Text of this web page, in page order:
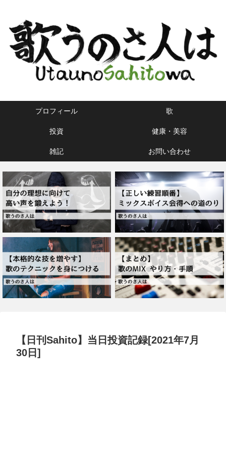
プロフィール 歌
投資 健康・美容
雑記 お問い合わせ
【日刊Sahito】当日投資記録[2021年7月
30日]